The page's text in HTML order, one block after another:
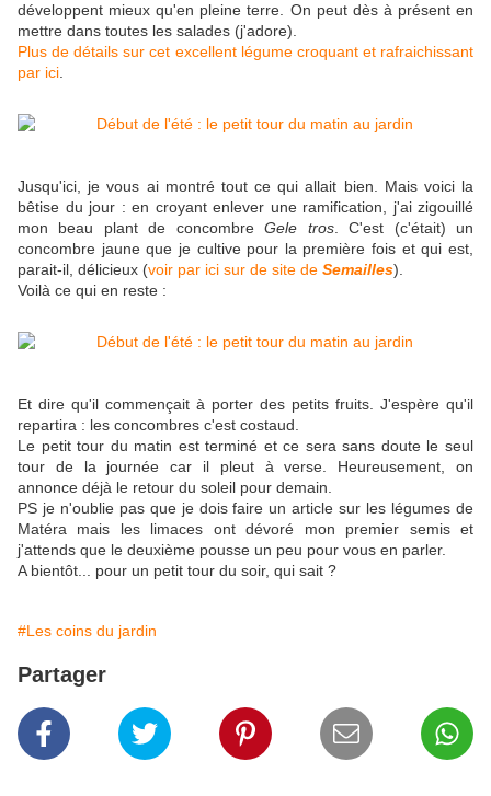
développent mieux qu'en pleine terre. On peut dès à présent en
mettre dans toutes les salades (j'adore).
Plus de détails sur cet excellent légume croquant et rafraichissant
par ici
Jusqu'ici, je vous ai montré tout ce qui allait bien. Mais voici la
bêtise du jour : en croyant enlever une ramification, j'ai zigouillé
mon beau plant de concombreGele tros. C'est (c'était) un
concombre jaune que je cultive pour la première fois et qui est,
parait-il, délicieux (voir par ici sur de site de Semailles).
Voilà ce qui en reste :
Et dire qu'il commençait à porter des petits fruits. J'espère qu'il
repartira : les concombres c'est costaud.
Le petit tour du matin est terminé et ce sera sans doute le seul
tour de la journée car il pleut à verse. Heureusement, on
annonce déjà le retour du soleil pour demain.
PS je n'oublie pas que je dois faire un article sur les légumes de
Matéra mais les limaces ont dévoré mon premier semis et
j'attends que le deuxième pousse un peu pour vous en parler.
A bientôt... pour un petit tour du soir, qui sait ?
#Les coins du jardin
Partager